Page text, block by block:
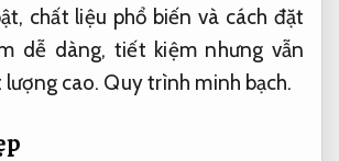
chất liệu phổ biến và cách đặt
dễ dàng, tiết kiệm nhưng vẫn
lượng cao. Quy trình minh bạch.